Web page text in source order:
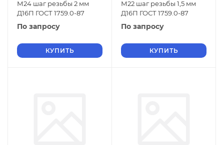
М24 шаг резьбы 2 мм
Д16П ГОСТ 1759.0-87
По запросу
КУПИТЬ
М22 шаг резьбы 1,5 мм
Д16П ГОСТ 1759.0-87
По запросу
КУПИТЬ